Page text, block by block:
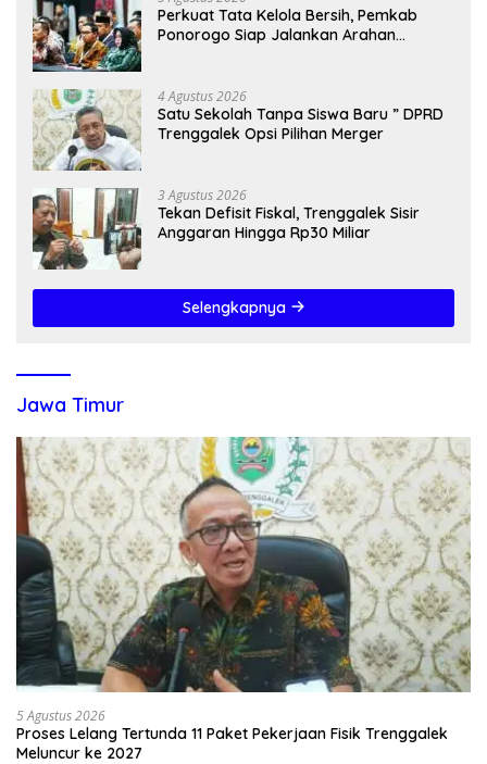
Perkuat Tata Kelola Bersih, Pemkab
Ponorogo Siap Jalankan Arahan
4 Agustus 2026
Satu Sekolah Tanpa Siswa Baru ” DPRD
Trenggalek Opsi Pilihan Merger
3 Agustus 2026
Tekan Defisit Fiskal, Trenggalek Sisir
Anggaran Hingga Rp30 Miliar
Selengkapnya
Jawa Timur
5 Agustus 2026
Proses Lelang Tertunda 11 Paket Pekerjaan Fisik Trenggalek
Meluncur ke 2027